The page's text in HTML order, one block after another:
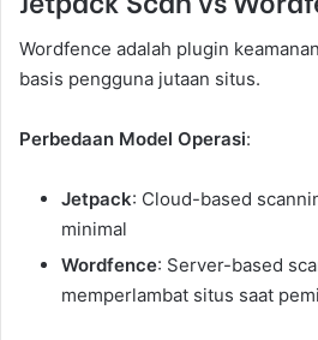
Wordfence adalah plugin
basis pengguna jutaan situs.
Perbedaan Model Operasi:
Jetpack: Cloud-based
minimal
Wordfence: Server-based
memperlambat situs saat